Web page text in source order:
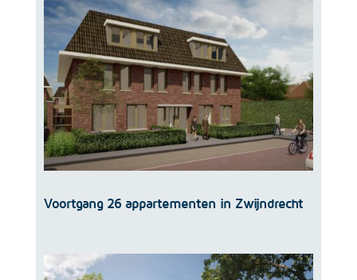
Voortgang 26 appartementen in Zwijndrecht